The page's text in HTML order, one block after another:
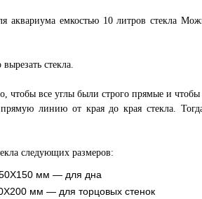
аквариума емкостью 10 литров стекла
стекла.
чтобы все углы были строго прямые и
прямую линию от края до края стекла.
следующих размеров:
мм — для дна
мм — для торцовых стенок